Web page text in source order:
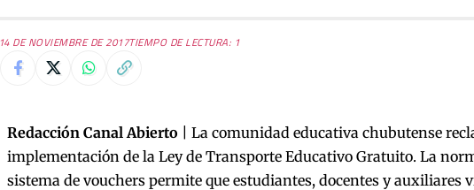
14 DE NOVIEMBRE DE 2017TIEMPO DE LECTURA: 1
Redacción Canal Abierto
| La comunidad educativa chubutense
implementación de la Ley de Transporte Educativo Gratuito. La
sistema de vouchers permite que estudiantes, docentes y auxiliares